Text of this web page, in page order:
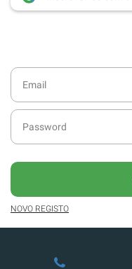
desde
Acesso ao
SÁBADO.
diário da
no site.
Ofertas e
serviços,
NOVO REGISTO